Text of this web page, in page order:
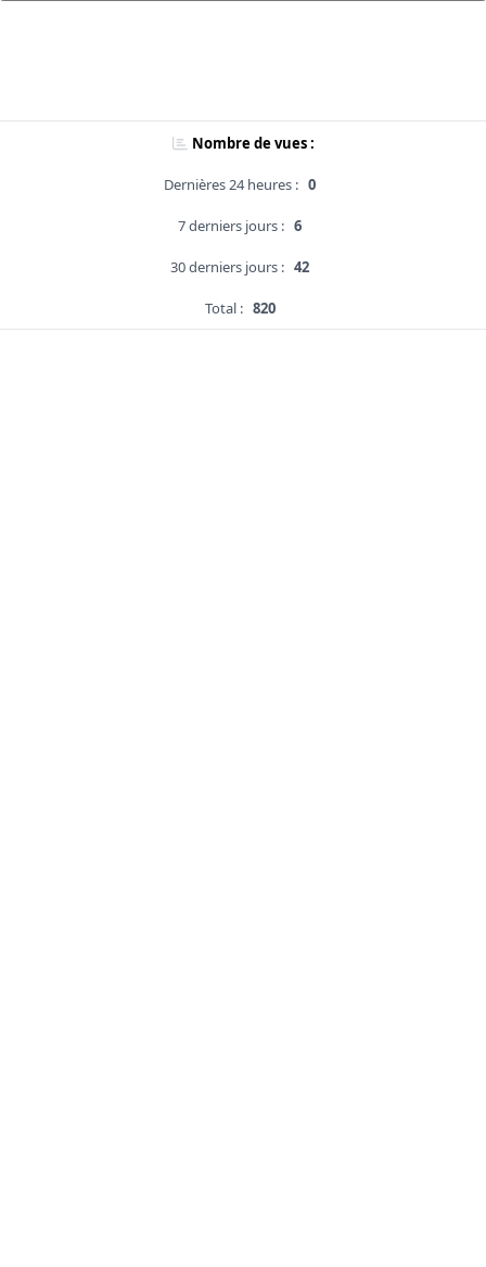
Nombre de vues :
Dernières 24 heures : 0
7 derniers jours : 6
30 derniers jours : 42
Total : 820